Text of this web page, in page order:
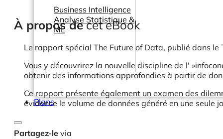
Business Intelligence
Analyse Statistique &
ML
Plans
À propos decet eBook
Le rapport spécial The Future of Data, publié dans
Vous y découvrirez la nouvelle discipline de l'
obtenir des informations approfondies à partir de
Ce rapport présente également un examen des
évidence le volume de données généré en une seule
Partagez-le via